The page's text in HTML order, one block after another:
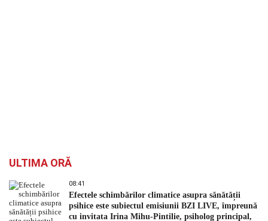
ULTIMA ORĂ
08:41
Efectele schimbărilor climatice asupra sănătății
psihice este subiectul emisiunii BZI LIVE, împreună
cu invitata Irina Mihu-Pintilie, psiholog principal,